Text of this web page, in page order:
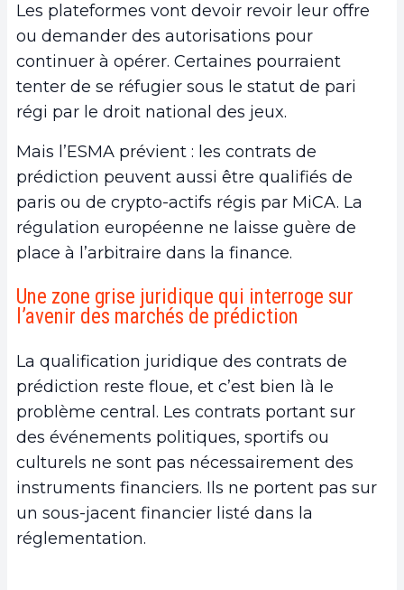
Les plateformes vont devoir revoir leur offre
ou demander des autorisations pour
continuer à opérer. Certaines pourraient
tenter de se réfugier sous le statut de pari
régi par le droit national des jeux.
Mais l’ESMA prévient : les contrats de
prédiction peuvent aussi être qualifiés de
paris ou de crypto-actifs régis par MiCA. La
régulation européenne ne laisse guère de
place à l’arbitraire dans la finance.
Une zone grise juridique qui interroge sur
l’avenir des marchés de prédiction
La qualification juridique des contrats de
prédiction reste floue, et c’est bien là le
problème central. Les contrats portant sur
des événements politiques, sportifs ou
culturels ne sont pas nécessairement des
instruments financiers. Ils ne portent pas sur
un sous-jacent financier listé dans la
réglementation.